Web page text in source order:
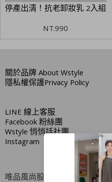
停產出清！抗老卸妝乳 2入組
NT.990
關於品牌About Wstyle
隱私權保護Privacy Policy
LINE線上客服
Facebook粉絲團
Wstyle悄悄話社團
Instagram
唯品風尚股份有限公司